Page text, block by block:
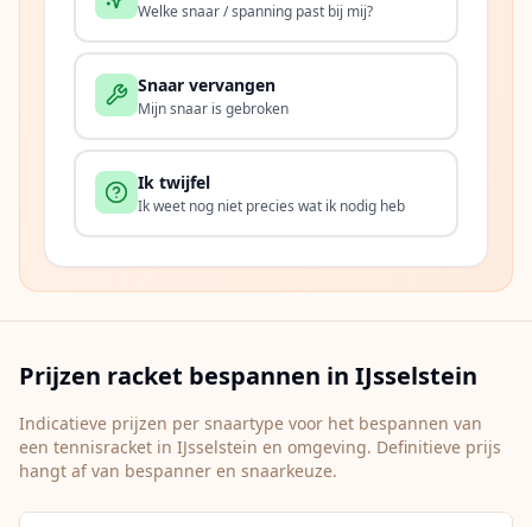
Welke snaar / spanning past bij mij?
Snaar vervangen
Mijn snaar is gebroken
Ik twijfel
Ik weet nog niet precies wat ik nodig heb
Prijzen racket bespannen in IJsselstein
Indicatieve prijzen per snaartype voor het bespannen van
een tennisracket in IJsselstein en omgeving. Definitieve prijs
hangt af van bespanner en snaarkeuze.